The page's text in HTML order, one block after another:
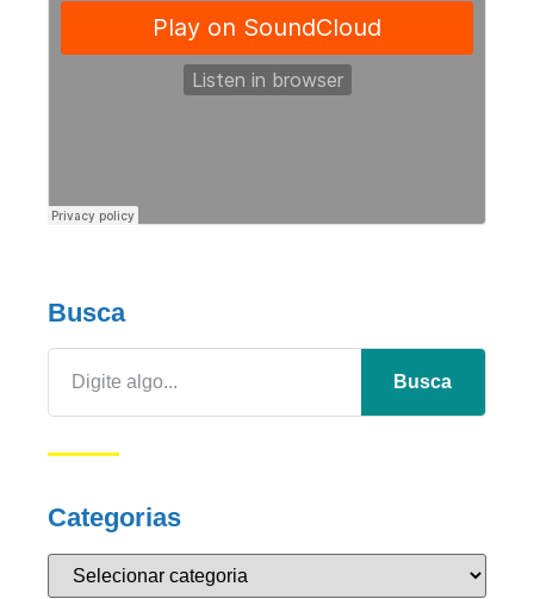
Busca
Busca
Categorias